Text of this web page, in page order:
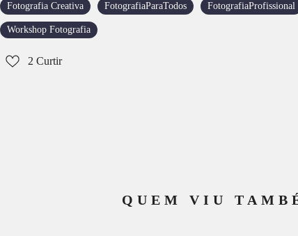
Fotografia Creativa FotografiaParaTodos FotografiaProfissional
Workshop Fotografia
2 Curtir
QUEM VIU